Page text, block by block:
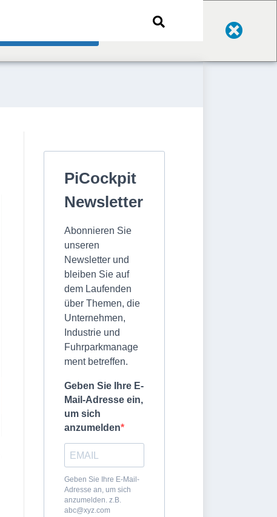
PiCockpit
Newsletter
Abonnieren Sie
unseren
Newsletter und
bleiben Sie auf
dem Laufenden
über Themen, die
Unternehmen,
Industrie und
Fuhrparkmanage
ment betreffen.
Geben Sie Ihre E-
Mail-Adresse ein,
um sich
anzumelden
Geben Sie Ihre E-Mail-
Adresse an, um sich
anzumelden. z.B.
abc@xyz.com